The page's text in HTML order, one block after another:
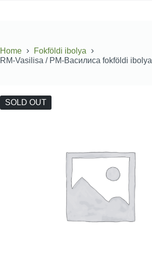
Home
Fokföldi ibolya
RM-Vasilisa / РМ-Василиса fokföldi ibolya
SOLD OUT